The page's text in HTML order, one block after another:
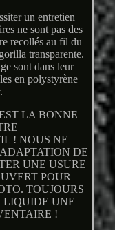
un entretien
ne sont pas des
recollés au fil du
transparente.
sont dans leur
en polystyrène
LA BONNE
! NOUS NE
DE
UNE USURE
POUR
TOUJOURS
LIQUIDE UNE
!